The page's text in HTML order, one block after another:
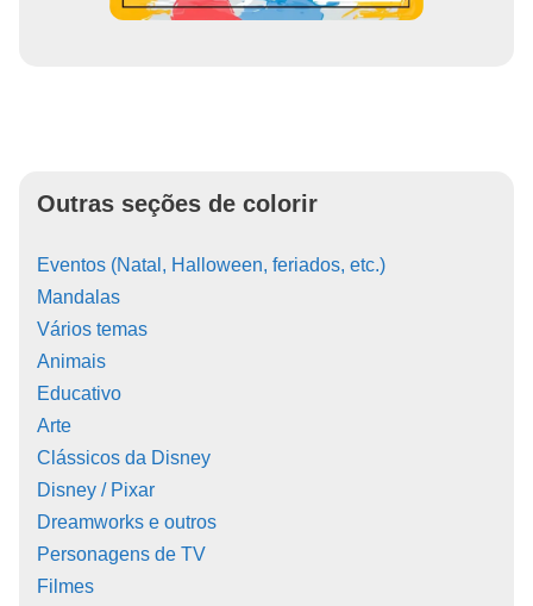
Outras seções de colorir
Eventos (Natal, Halloween, feriados, etc.)
Mandalas
Vários temas
Animais
Educativo
Arte
Clássicos da Disney
Disney / Pixar
Dreamworks e outros
Personagens de TV
Filmes